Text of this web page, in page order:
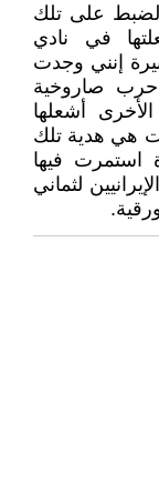
على تلك
في نادي
إنني وجدت
صاروخية
أشعلها
هي هدية تلك
استمرت فيها
لثماني